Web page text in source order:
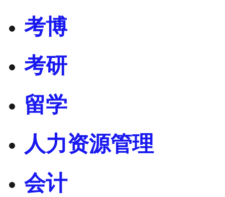
考博
考研
留学
人力资源管理
会计